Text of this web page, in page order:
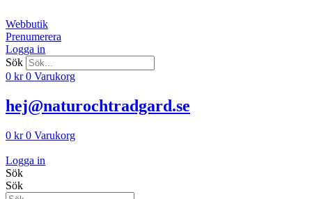
till
innehåll
Webbutik
Prenumerera
Logga in
Sök
0 kr 0 Varukorg
hej@naturochtradgard.se
0 kr 0 Varukorg
Logga in
Sök
Sök